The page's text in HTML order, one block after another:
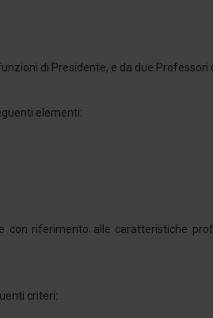
di Presidente, e da due
elementi:
con riferimento alle caratteristiche
criteri: